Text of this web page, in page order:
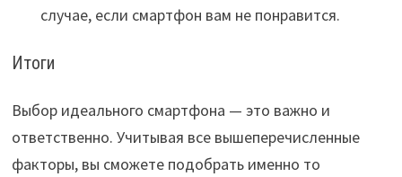
случае, если смартфон вам не понравится.
Итоги
Выбор идеального смартфона — это важно и
ответственно. Учитывая все вышеперечисленные
факторы, вы сможете подобрать именно то